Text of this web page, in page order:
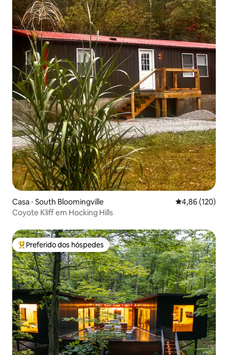
Casa ⋅ South Bloomingville 4,86 de uma
4,86 (120)
Coyote Kliff em Hocking Hills
Entre os melhores preferidos dos hóspedes
Preferido dos hóspedes